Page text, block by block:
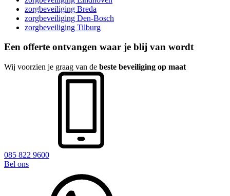
zorgbeveiliging Breda
zorgbeveiliging Den-Bosch
zorgbeveiliging Tilburg
Een offerte ontvangen waar je blij van wordt
Wij voorzien je graag van de beste beveiliging op maat
085 822 9600
Bel ons